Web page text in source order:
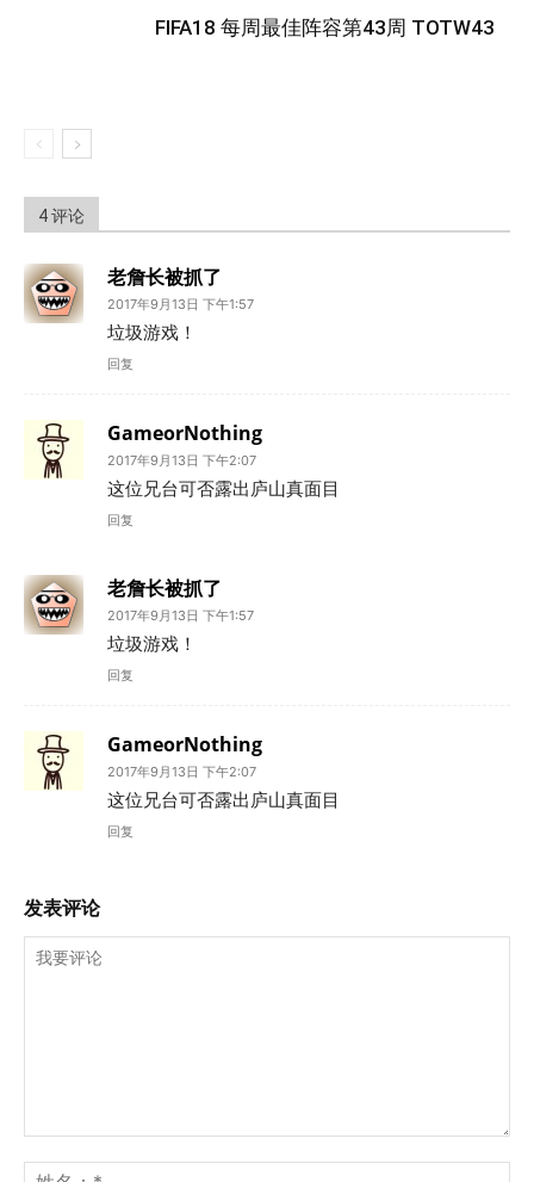
FIFA18 每周最佳阵容第43周 TOTW43
4 评论
老詹长被抓了
2017年9月13日 下午1:57
垃圾游戏！
回复
GameorNothing
2017年9月13日 下午2:07
这位兄台可否露出庐山真面目
回复
老詹长被抓了
2017年9月13日 下午1:57
垃圾游戏！
回复
GameorNothing
2017年9月13日 下午2:07
这位兄台可否露出庐山真面目
回复
发表评论